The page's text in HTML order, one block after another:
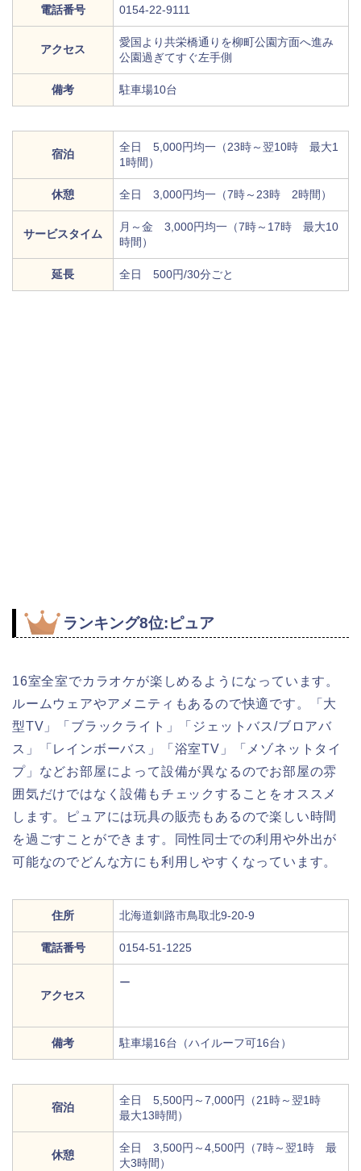
電話番号 0154-22-9111
アクセス
愛国より共栄橋通りを柳町公園方面へ進み
公園過ぎてすぐ左手側
備考 駐車場10台
宿泊
全日 5,000円均一（23時～翌10時 最大1
1時間）
休憩 全日 3,000円均一（7時～23時 2時間）
サービスタイム
月～金 3,000円均一（7時～17時 最大10
時間）
延長 全日 500円/30分ごと
ランキング8位:ピュア
16室全室でカラオケが楽しめるようになっています。
ルームウェアやアメニティもあるので快適です。「大
型TV」「ブラックライト」「ジェットバス/ブロアバ
ス」「レインボーバス」「浴室TV」「メゾネットタイ
プ」などお部屋によって設備が異なるのでお部屋の雰
囲気だけではなく設備もチェックすることをオススメ
します。ピュアには玩具の販売もあるので楽しい時間
を過ごすことができます。同性同士での利用や外出が
可能なのでどんな方にも利用しやすくなっています。
住所 北海道釧路市鳥取北9-20-9
電話番号 0154-51-1225
アクセス
ー
備考 駐車場16台（ハイルーフ可16台）
宿泊
全日 5,500円～7,000円（21時～翌1時
最大13時間）
休憩
全日 3,500円～4,500円（7時～翌1時 最
大3時間）